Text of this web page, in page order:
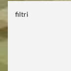
filtri